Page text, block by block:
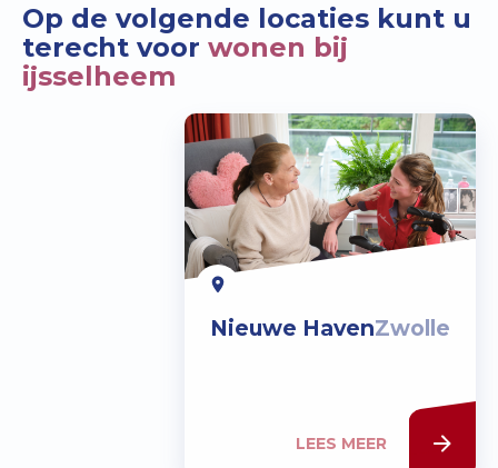
Op de volgende locaties kunt u
terecht voor wonen bij
ijsselheem
Nieuwe HavenZwolle
LEES MEER